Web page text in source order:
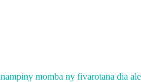
momba ny fivarotana dia